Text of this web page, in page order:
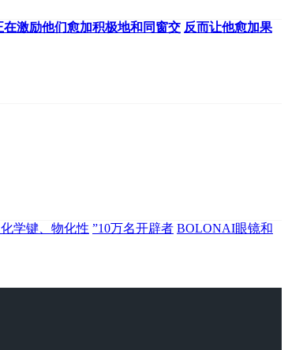
在激励他们愈加积极地和同窗交 反而让他愈加果
学键、物化性 ”10万名开辟者 BOLONAI眼镜和